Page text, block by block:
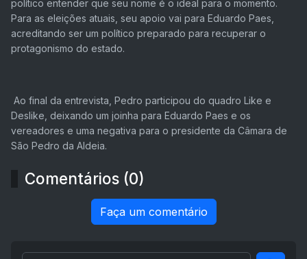
político entender que seu nome é o ideal para o momento.
Para as eleições atuais, seu apoio vai para Eduardo Paes,
acreditando ser um político preparado para recuperar o
protagonismo do estado.
Ao final da entrevista, Pedro participou do quadro Like e
Deslike, deixando um joinha para Eduardo Paes e os
vereadores e uma negativa para o presidente da Câmara de
São Pedro da Aldeia.
Comentários (0)
Faça um comentário